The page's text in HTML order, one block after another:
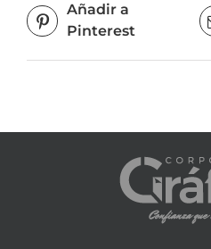
Añadir a
Pinterest